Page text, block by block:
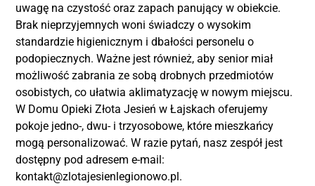
uwagę na czystość oraz zapach panujący w obiekcie.
Brak nieprzyjemnych woni świadczy o wysokim
standardzie higienicznym i dbałości personelu o
podopiecznych. Ważne jest również, aby senior miał
możliwość zabrania ze sobą drobnych przedmiotów
osobistych, co ułatwia aklimatyzację w nowym miejscu.
W Domu Opieki Złota Jesień w Łajskach oferujemy
pokoje jedno-, dwu- i trzyosobowe, które mieszkańcy
mogą personalizować. W razie pytań, nasz zespół jest
dostępny pod adresem e-mail:
kontakt@zlotajesienlegionowo.pl.